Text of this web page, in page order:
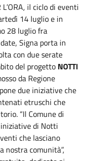
il ciclo di eventi
14 luglio e in
28 luglio fra
Signa porta in
con due serate
del progetto NOTTI
da Regione
due iniziative che
etruschi che
“Il Comune di
di Notti
che lasciano
nostra comunità”,